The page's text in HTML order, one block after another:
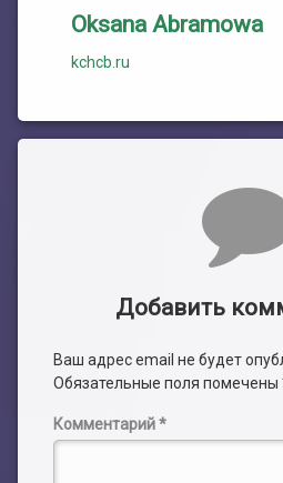
Oksana Abramowa
kchcb.ru
Добавить
Ваш адрес email не будет
Обязательные поля помечены
Комментарий*